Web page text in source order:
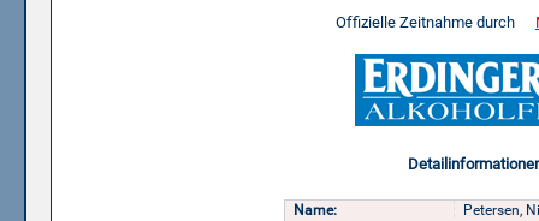
Offizielle Zeitnahme durch
Name:
Petersen,